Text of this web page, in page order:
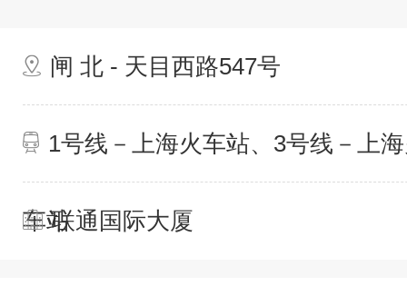
闸 北 - 天目西路547号
1号线－上海火车站、3号线－上
车站联通国际大厦